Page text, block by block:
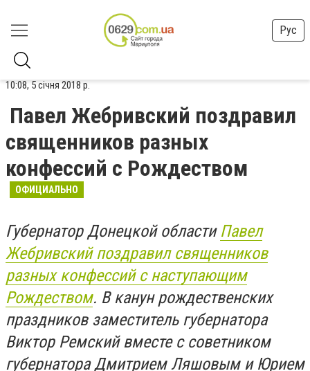
Рус
10:08, 5 січня 2018 р.
​Павел Жебривский поздравил
священников разных
конфессий с Рождеством
ОФИЦИАЛЬНО
Губернатор Донецкой области Павел
Жебривский поздравил священников
разных конфессий с наступающим
Рождеством. В канун рождественских
праздников заместитель губернатора
Виктор Ремский вместе с советником
губернатора Дмитрием Ляшовым и Юрием